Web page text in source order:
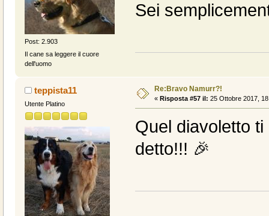
Post: 2.903
Il cane sa leggere il cuore
dell'uomo
Sei
teppista11
Utente Platino
Re:Bravo Namurr?!
« Risposta #57 il: 25 Ottobre 2017,
Quel diavoletto
detto!!! 🎉